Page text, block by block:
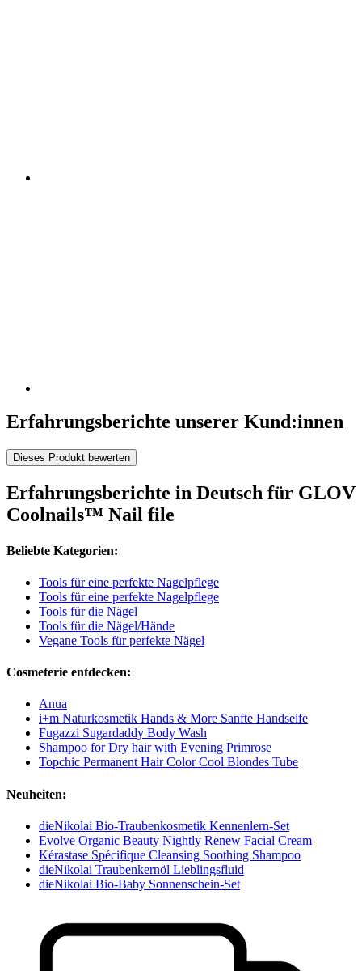
Erfahrungsberichte unserer Kund:innen
Dieses Produkt bewerten
Erfahrungsberichte in Deutsch für GLOV
Coolnails™ Nail file
Beliebte Kategorien:
Tools für eine perfekte Nagelpflege
Tools für eine perfekte Nagelpflege
Tools für die Nägel
Tools für die Nägel/Hände
Vegane Tools für perfekte Nägel
Cosmeterie entdecken:
Anua
i+m Naturkosmetik Hands & More Sanfte Handseife
Fugazzi Sugardaddy Body Wash
Shampoo for Dry hair with Evening Primrose
Topchic Permanent Hair Color Cool Blondes Tube
Neuheiten:
dieNikolai Bio-Traubenkosmetik Kennenlern-Set
Evolve Organic Beauty Nightly Renew Facial Cream
Kérastase Spécifique Cleansing Soothing Shampoo
dieNikolai Traubenkernöl Lieblingsfluid
dieNikolai Bio-Baby Sonnenschein-Set